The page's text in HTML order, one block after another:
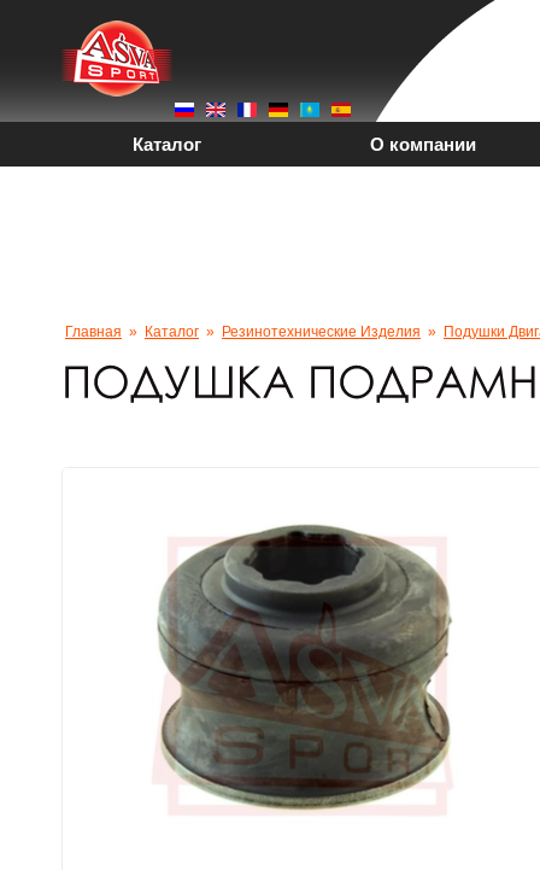
Каталог О компании
Главная » Каталог » Резинотехнические Изделия » Подушки